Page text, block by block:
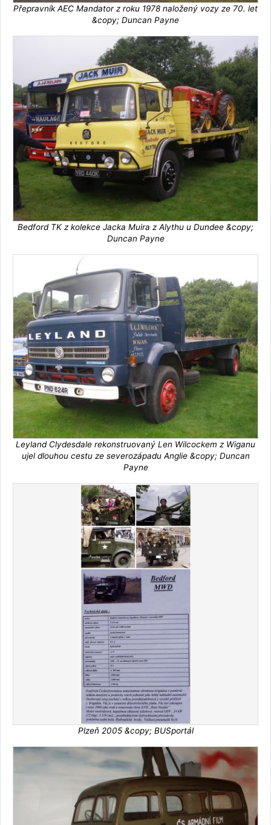
Přepravník AEC Mandator z roku 1978 naložený vozy ze 70. let
&copy; Duncan Payne
Bedford TK z kolekce Jacka Muira z Alythu u Dundee &copy;
Duncan Payne
Leyland Clydesdale rekonstruovaný Len Wilcockem z Wiganu
ujel dlouhou cestu ze severozápadu Anglie &copy; Duncan
Payne
Plzeň 2005 &copy; BUSportál